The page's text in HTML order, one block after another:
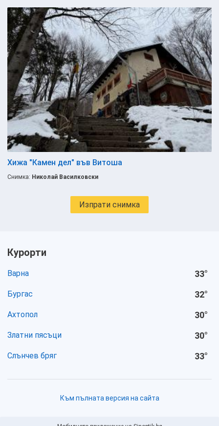
Хижа "Камен дел" във Витоша
Снимка: Николай Василковски
Изпрати снимка
Курорти
Варна 33°
Бургас 32°
Ахтопол 30°
Златни пясъци 30°
Слънчев бряг 33°
Към пълната версия на сайта